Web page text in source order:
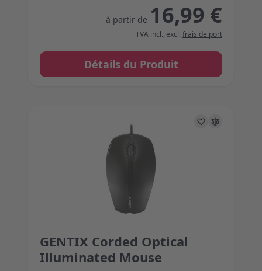
à partir de 16,99 €
TVA incl., excl. frais de port
Détails du Produit
The price depends on the options chosen on the
GENTIX Corded Optical
Illuminated Mouse